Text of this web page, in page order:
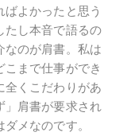
よかったと思う
たし本音で語るの
なのが肩書。私は
まで仕事ができ
全くこだわりがあ
」肩書が要求され
メなのです。